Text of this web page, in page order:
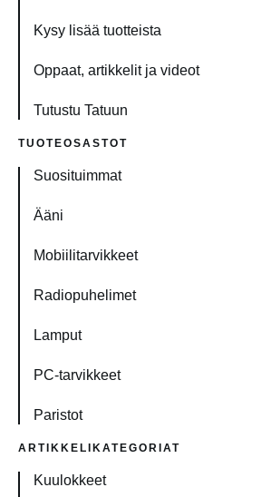
Kysy lisää tuotteista
Oppaat, artikkelit ja videot
Tutustu Tatuun
TUOTEOSASTOT
Suosituimmat
Ääni
Mobiilitarvikkeet
Radiopuhelimet
Lamput
PC-tarvikkeet
Paristot
ARTIKKELIKATEGORIAT
Kuulokkeet